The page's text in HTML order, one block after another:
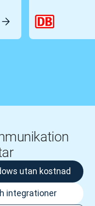
utan kostnad
integrationer